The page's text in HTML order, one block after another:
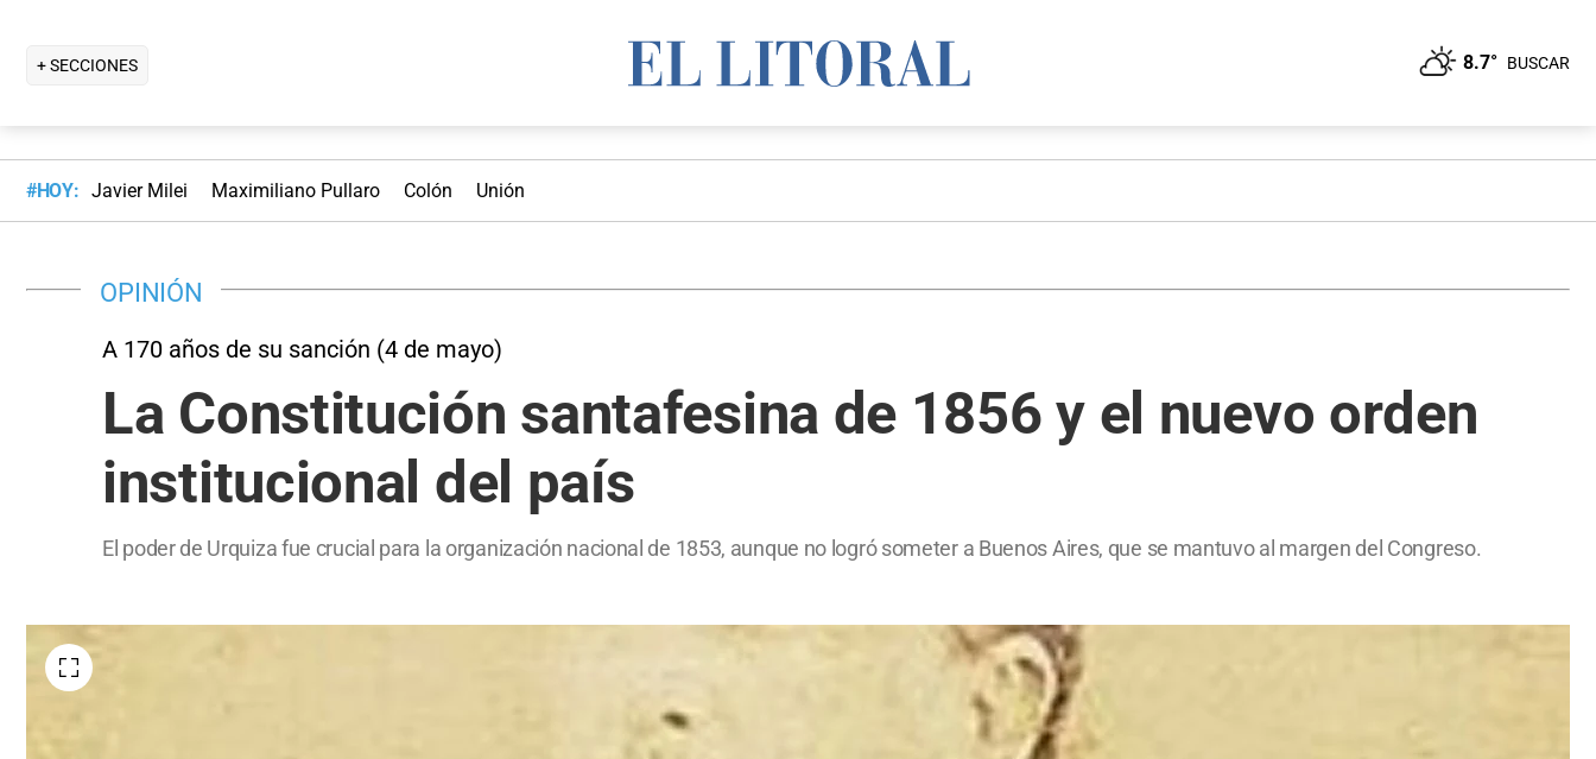
+ SECCIONES 8.7° BUSCAR
#HOY: Javier Milei Maximiliano Pullaro Colón Unión
OPINIÓN
A 170 años de su sanción (4 de mayo)
La Constitución santafesina de 1856 y el nuevo orden
institucional del país
El poder de Urquiza fue crucial para la organización nacional de 1853, aunque no logró someter a Buenos Aires, que se mantuvo al margen del Congreso.